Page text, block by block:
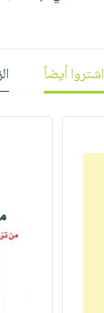
أيضاً